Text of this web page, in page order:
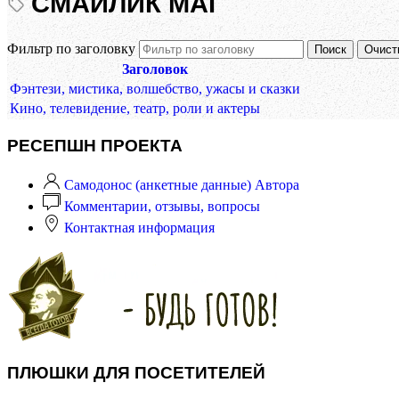
Фильтр по заголовку Поиск
Заголовок
Фэнтези, мистика, волшебство, ужасы и сказки
Кино, телевидение, театр, роли и актеры
РЕСЕПШН ПРОЕКТА
Самодонос (анкетные данные) Автора
Комментарии, отзывы, вопросы
Контактная информация
ПЛЮШКИ ДЛЯ ПОСЕТИТЕЛЕЙ